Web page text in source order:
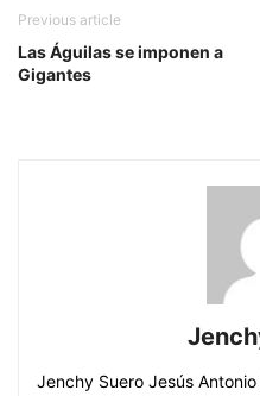
Previous article
Las Águilas se imponen a
Gigantes
Jenchy Suero Jesús